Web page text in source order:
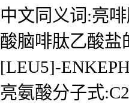
中文同义词:亮
酸脑啡肽乙酸盐
[LEU5]-
亮氨酸分子式